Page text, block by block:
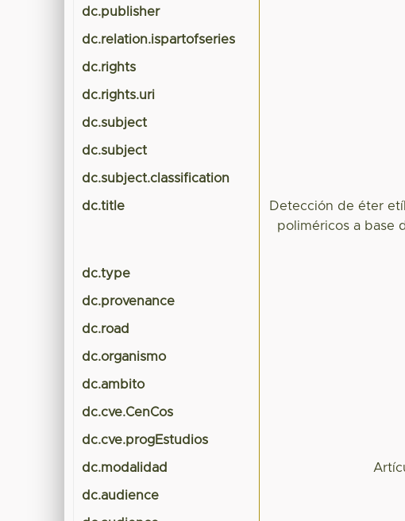
dc.publisher
dc.relation.ispartofseries
dc.rights
dc.rights.uri
dc.subject
dc.subject
dc.subject.classification
dc.title
Detección de éter
poliméricos a base
dc.type
dc.provenance
dc.road
dc.organismo
dc.ambito
dc.cve.CenCos
dc.cve.progEstudios
dc.modalidad
dc.audience